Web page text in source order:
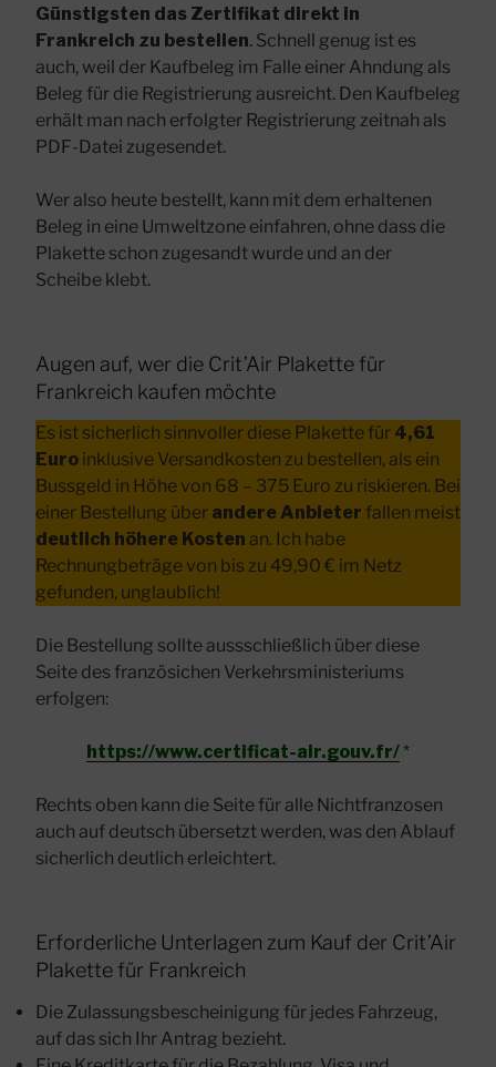
Günstigsten das Zertifikat direkt in
Frankreich zu bestellen. Schnell genug ist es
auch, weil der Kaufbeleg im Falle einer Ahndung als
Beleg für die Registrierung ausreicht. Den Kaufbeleg
erhält man nach erfolgter Registrierung zeitnah als
PDF-Datei zugesendet.
Wer also heute bestellt, kann mit dem erhaltenen
Beleg in eine Umweltzone einfahren, ohne dass die
Plakette schon zugesandt wurde und an der
Scheibe klebt.
Augen auf, wer die Crit’Air Plakette für
Frankreich kaufen möchte
Es ist sicherlich sinnvoller diese Plakette für 4,61
Euro inklusive Versandkosten zu bestellen, als ein
Bussgeld in Höhe von 68 – 375 Euro zu riskieren. Bei
einer Bestellung über andere Anbieter fallen meist
deutlich höhere Kosten an. Ich habe
Rechnungbeträge von bis zu 49,90 € im Netz
gefunden, unglaublich!
Die Bestellung sollte aussschließlich über diese
Seite des französichen Verkehrsministeriums
erfolgen:
https://www.certificat-air.gouv.fr/ *
Rechts oben kann die Seite für alle Nichtfranzosen
auch auf deutsch übersetzt werden, was den Ablauf
sicherlich deutlich erleichtert.
Erforderliche Unterlagen zum Kauf der Crit’Air
Plakette für Frankreich
Die Zulassungsbescheinigung für jedes Fahrzeug,
auf das sich Ihr Antrag bezieht.